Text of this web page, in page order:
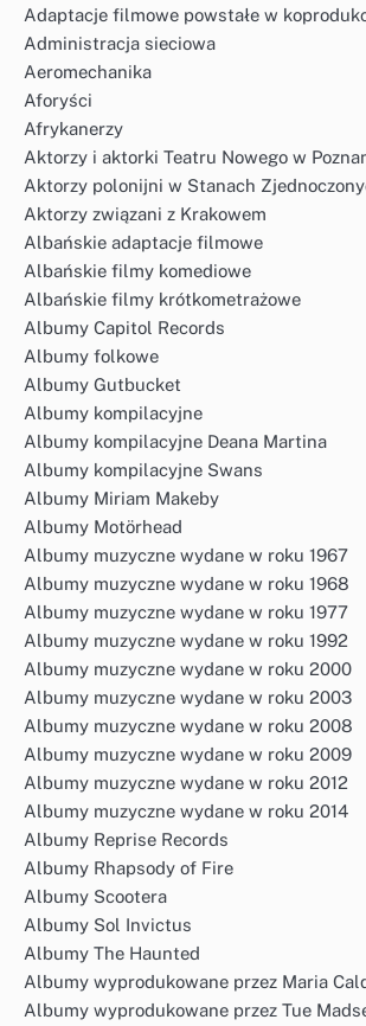
Adaptacje filmowe powstałe w
Administracja sieciowa
Aeromechanika
Aforyści
Afrykanerzy
Aktorzy i aktorki Teatru Nowego w
Aktorzy polonijni w Stanach
Aktorzy związani z Krakowem
Albańskie adaptacje filmowe
Albańskie filmy komediowe
Albańskie filmy krótkometrażowe
Albumy Capitol Records
Albumy folkowe
Albumy Gutbucket
Albumy kompilacyjne
Albumy kompilacyjne Deana Martina
Albumy kompilacyjne Swans
Albumy Miriam Makeby
Albumy Motörhead
Albumy muzyczne wydane w roku 1967
Albumy muzyczne wydane w roku 1968
Albumy muzyczne wydane w roku 1977
Albumy muzyczne wydane w roku 1992
Albumy muzyczne wydane w roku 2000
Albumy muzyczne wydane w roku 2003
Albumy muzyczne wydane w roku 2008
Albumy muzyczne wydane w roku 2009
Albumy muzyczne wydane w roku 2012
Albumy muzyczne wydane w roku 2014
Albumy Reprise Records
Albumy Rhapsody of Fire
Albumy Scootera
Albumy Sol Invictus
Albumy The Haunted
Albumy wyprodukowane przez Maria
Albumy wyprodukowane przez Tue